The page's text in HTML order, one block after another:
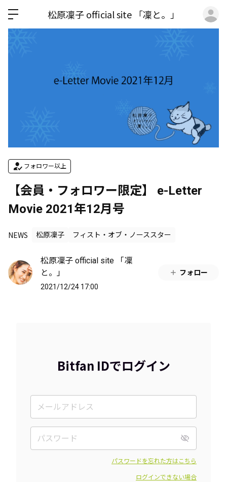
松原凜子 official site 「凜と。」
フォロワー以上
【会員・フォロワー限定】 e-Letter
Movie 2021年12月号
NEWS 松原凜子 フィスト・オブ・ノーススター
松原凜子 official site 「凜
と。」
2021/12/24 17:00
フォロー
Bitfan IDでログイン
パスワードを忘れた方はこちら
ログインできない場合